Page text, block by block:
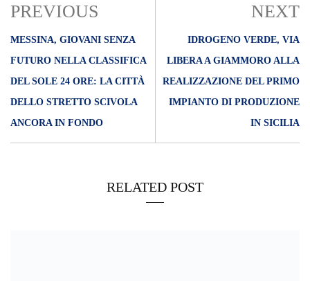
PREVIOUS
MESSINA, GIOVANI SENZA
FUTURO NELLA CLASSIFICA
DEL SOLE 24 ORE: LA CITTÀ
DELLO STRETTO SCIVOLA
ANCORA IN FONDO
NEXT
IDROGENO VERDE, VIA
LIBERA A GIAMMORO ALLA
REALIZZAZIONE DEL PRIMO
IMPIANTO DI PRODUZIONE
IN SICILIA
RELATED POST